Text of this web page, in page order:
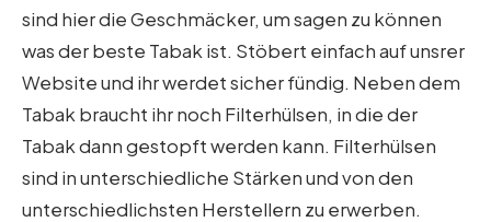
sind hier die Geschmäcker, um sagen zu können
was der beste Tabak ist. Stöbert einfach auf unsrer
Website und ihr werdet sicher fündig. Neben dem
Tabak braucht ihr noch Filterhülsen, in die der
Tabak dann gestopft werden kann. Filterhülsen
sind in unterschiedliche Stärken und von den
unterschiedlichsten Herstellern zu erwerben.